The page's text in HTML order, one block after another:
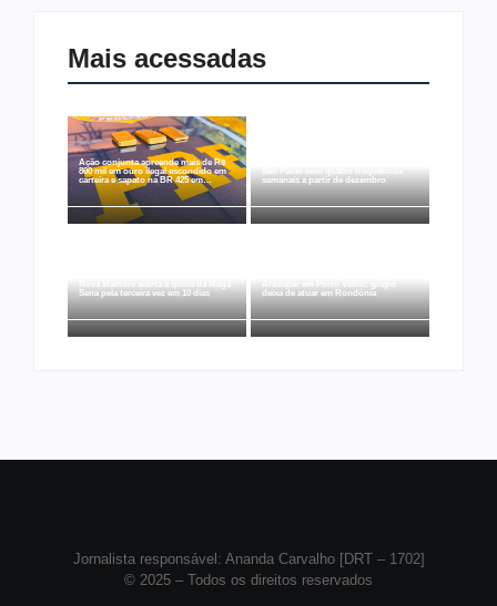
Mais acessadas
Ação conjunta apreende mais de R$
800 mil em ouro ilegal escondido em
carteira e sapato na BR 425 em…
São Paulo com quatro frequências
semanais a partir de dezembro
Sena pela terceira vez em 10 dias
deixa de atuar em Rondônia
Jornalista responsável: Ananda Carvalho [DRT – 1702]
© 2025 – Todos os direitos reservados